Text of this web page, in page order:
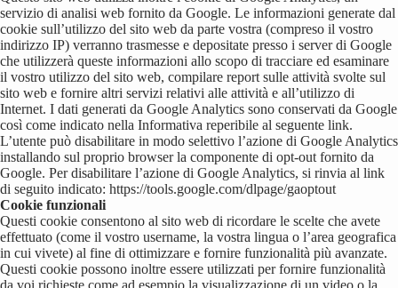
servizio di analisi web fornito da Google. Le informazioni generate dal
cookie sull’utilizzo del sito web da parte vostra (compreso il vostro
indirizzo IP) verranno trasmesse e depositate presso i server di Google
che utilizzerà queste informazioni allo scopo di tracciare ed esaminare
il vostro utilizzo del sito web, compilare report sulle attività svolte sul
sito web e fornire altri servizi relativi alle attività e all’utilizzo di
Internet. I dati generati da Google Analytics sono conservati da Google
così come indicato nella Informativa reperibile al seguente link.
L’utente può disabilitare in modo selettivo l’azione di Google Analytics
installando sul proprio browser la componente di opt-out fornito da
Google. Per disabilitare l’azione di Google Analytics, si rinvia al link
di seguito indicato: https://tools.google.com/dlpage/gaoptout
Cookie funzionali
Questi cookie consentono al sito web di ricordare le scelte che avete
effettuato (come il vostro username, la vostra lingua o l’area geografica
in cui vivete) al fine di ottimizzare e fornire funzionalità più avanzate.
Questi cookie possono inoltre essere utilizzati per fornire funzionalità
da voi richieste come ad esempio la visualizzazione di un video o la